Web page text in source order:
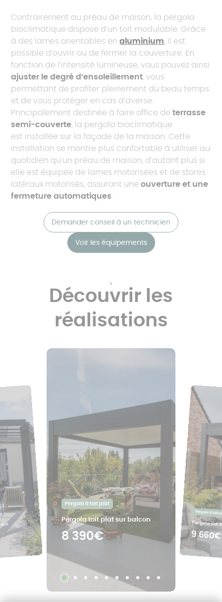
Contrairement au préau de maison, la pergola
bioclimatique dispose d’un toit modulable. Grâce
à des lames orientables enaluminium, il est
possible d’ouvrir ou de fermer la couverture. En
fonction de l’intensité lumineuse, vous pouvez ainsi
ajuster le degré d’ensoleillement, vous
permettant de profiter pleinement du beau temps
et de vous protéger en cas d’averse.
Principalement destinée à faire office deterrasse
semi-couverte, la pergola bioclimatique
est installée sur la façade de la maison. Cette
installation se montre plus confortable à utiliser au
quotidien qu’un préau de maison, d’autant plus si
elle est équipée de lames motorisées et de stores
latéraux motorisés, assurant uneouverture et une
fermeture automatiques.
Demander conseil à un technicien
Voir les équipements
Découvrir les
réalisations
8 390€
Pergola toit plat sur balcon
Pergola à toit plat
9 660€
Pergola ilot
Pergola à toit